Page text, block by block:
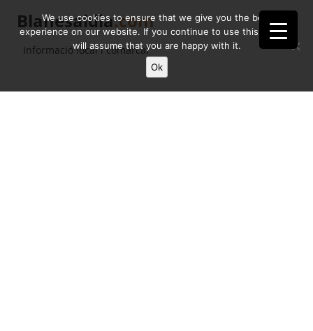
Blanesaldia.com
Informació local i comarcal
We use cookies to ensure that we give you the best
experience on our website. If you continue to use this site we
will assume that you are happy with it.
Ok